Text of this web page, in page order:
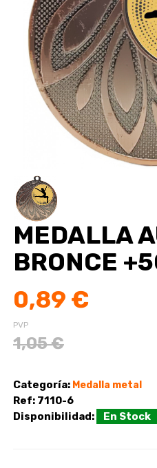
MEDALLA
BRONCE
0,89 €
PVP
1,05 €
Categoría: Medalla metal
Ref: 7110-6
Disponibilidad:
En Stock